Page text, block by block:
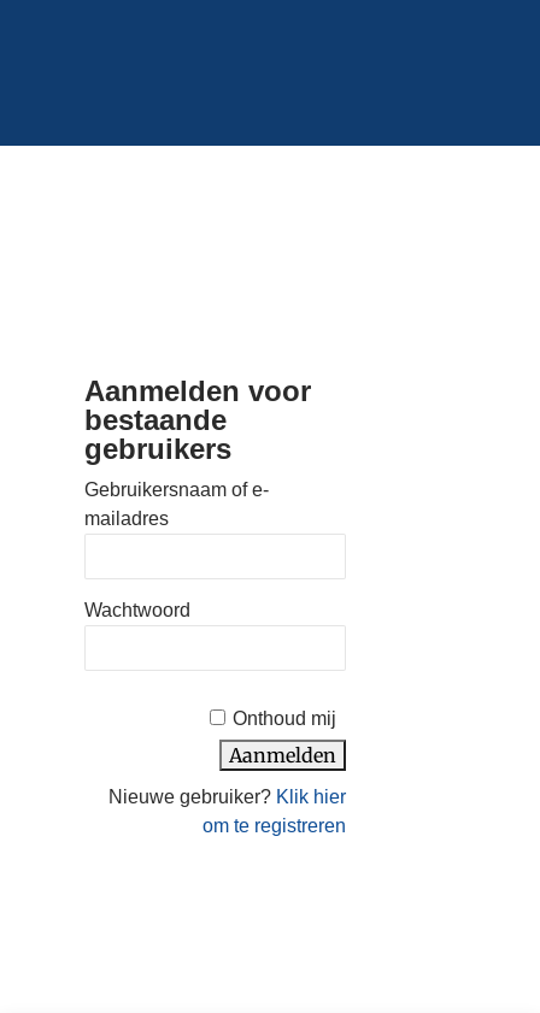
Aanmelden voor
bestaande
gebruikers
Gebruikersnaam of e-
mailadres
Wachtwoord
Onthoud mij
Nieuwe gebruiker? Klik hier
om te registreren